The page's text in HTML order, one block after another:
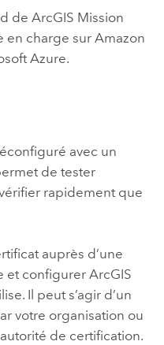
de ArcGIS Mission
en charge sur Amazon
Azure.
avec un
de tester
rapidement que
auprès d’une
et configurer ArcGIS
Il peut s’agir d’un
votre organisation ou
de certification.